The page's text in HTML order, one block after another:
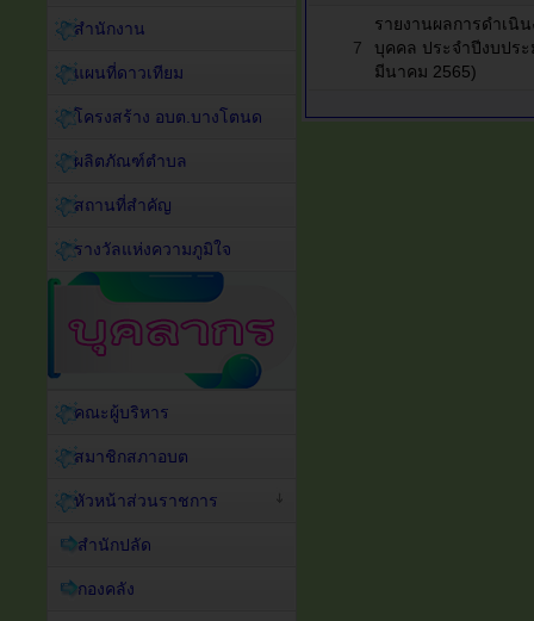
7
รายงานผลการดำเนิ
บุคคล ประจำปีงบปร
มีนาคม 2565)
สำนักงาน
แผนที่ดาวเทียม
โครงสร้าง อบต.บางโตนด
ผลิตภัณฑ์ตำบล
สถานที่สำคัญ
รางวัลแห่งความภูมิใจ
คณะผู้บริหาร
สมาชิกสภาอบต
หัวหน้าส่วนราชการ
สำนักปลัด
กองคลัง